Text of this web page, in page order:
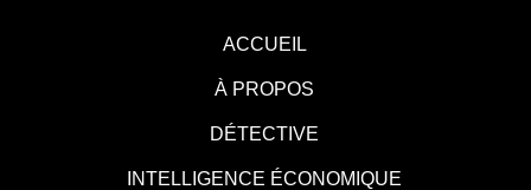
ACCUEIL
À PROPOS
DÉTECTIVE
INTELLIGENCE ÉCONOMIQUE